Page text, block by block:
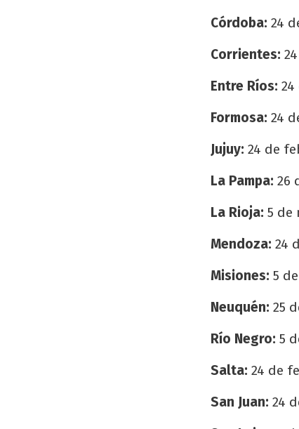
Córdoba: 24
Corrientes:
Entre Ríos:
Formosa: 24
Jujuy: 24 de
La Pampa: 26
La Rioja: 5 de
Mendoza: 24
Misiones: 5
Neuquén: 25
Río Negro: 5
Salta: 24 de
San Juan: 24